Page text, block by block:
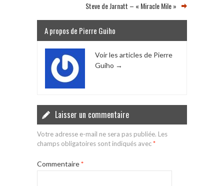
Steve de Jarnatt – « Miracle Mile »
A propos de Pierre Guiho
Voir les articles de Pierre
Guiho →
Laisser un commentaire
Votre adresse e-mail ne sera pas publiée. Les
champs obligatoires sont indiqués avec*
Commentaire*